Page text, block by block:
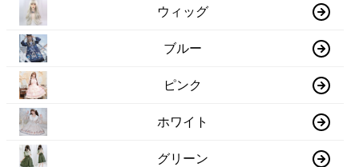
ウィッグ
ブルー
ピンク
ホワイト
グリーン